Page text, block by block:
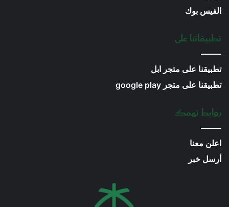
الفيس بوك
تطبيقاتنا على
تطبيقنا على متجر ابل
تطبيقنا على متجر google play
روابط تهمك
اعلن معنا
أرسل خبر